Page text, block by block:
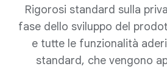
Rigorosi standard sulla
fase dello sviluppo del
e tutte le funzionalità
standard, che vengono